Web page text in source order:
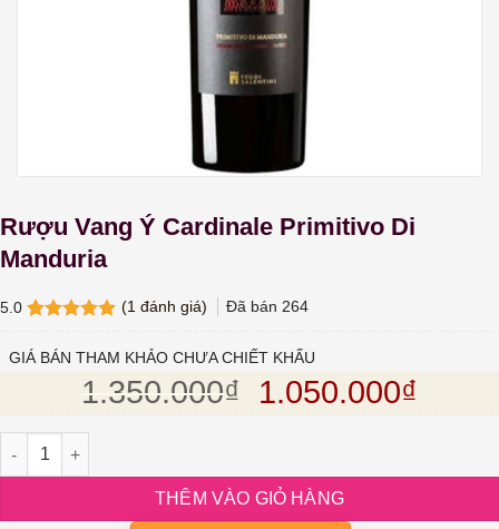
Rượu Vang Ý Cardinale Primitivo Di
Manduria
5.0
dựa trên
(1 đánh giá) Đã bán 264
GIÁ BÁN THAM KHẢO CHƯA CHIẾT KHẤU
1.350.000₫ Giá gốc là:
1.050.000₫
Rượu Vang Ý Cardinale Primitivo Di Manduria số lượng
THÊM VÀO GIỎ HÀNG